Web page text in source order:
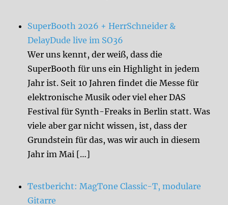
SuperBooth 2026 + HerrSchneider &
DelayDude live im SO36
Wer uns kennt, der weiß, dass die
SuperBooth für uns ein Highlight in jedem
Jahr ist. Seit 10 Jahren findet die Messe für
elektronische Musik oder viel eher DAS
Festival für Synth-Freaks in Berlin statt. Was
viele aber gar nicht wissen, ist, dass der
Grundstein für das, was wir auch in diesem
Jahr im Mai […]
Testbericht: MagTone Classic-T, modulare
Gitarre